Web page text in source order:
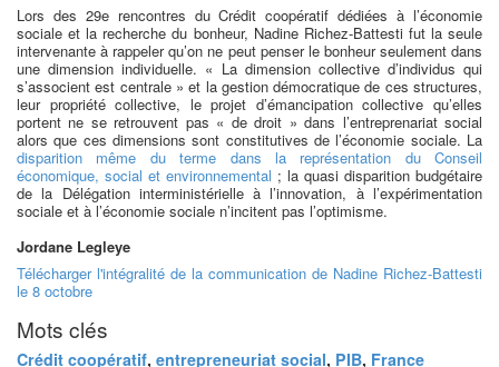
Lors des 29e rencontres du Crédit coopératif dédiées à l’économie
sociale et la recherche du bonheur, Nadine Richez-Battesti fut la seule
intervenante à rappeler qu’on ne peut penser le bonheur seulement dans
une dimension individuelle. « La dimension collective d’individus qui
s’associent est centrale » et la gestion démocratique de ces structures,
leur propriété collective, le projet d’émancipation collective qu’elles
portent ne se retrouvent pas « de droit » dans l’entreprenariat social
alors que ces dimensions sont constitutives de l’économie sociale. La
disparition même du terme dans la représentation du Conseil
économique, social et environnemental ; la quasi disparition budgétaire
de la Délégation interministérielle à l’innovation, à l’expérimentation
sociale et à l’économie sociale n’incitent pas l’optimisme.
Jordane Legleye
Télécharger l'intégralité de la communication de Nadine Richez-Battesti
le 8 octobre
Mots clés
Crédit coopératif, entrepreneuriat social, PIB, France